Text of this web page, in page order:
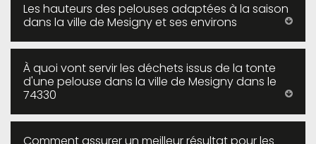
Les hauteurs des pelouses adaptées à la saison
dans la ville de Mesigny et ses environs
À quoi vont servir les déchets issus de la tonte
d'une pelouse dans la ville de Mesigny dans le
74330